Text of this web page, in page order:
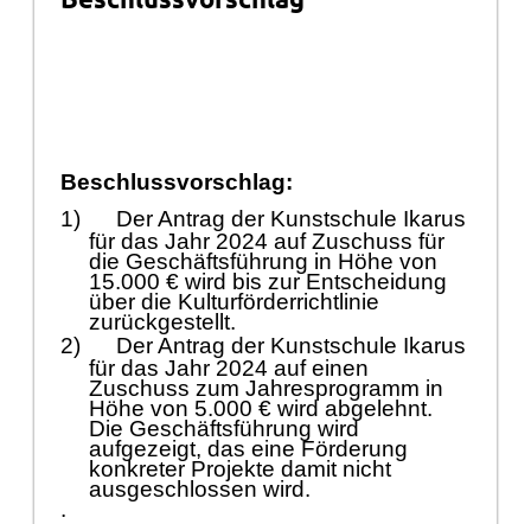
Beschlussvorschlag:
1)
DerAntrag der Kunstschule Ikarus
für das Jahr 2024 aufZuschuss für
die Geschäftsführung in Höhe von
15.000 € wird bis zur Entscheidung
über die Kulturförderrichtlinie
zurückgestellt.
2)
Der Antrag der Kunstschule Ikarus
für das Jahr 2024 auf einen
Zuschuss zum Jahresprogramm in
Höhe von 5.000 € wirdabgelehnt.
Die Geschäftsführung wird
aufgezeigt, das eine Förderung
konkreter Projekte damit nicht
ausgeschlossen wird.
.